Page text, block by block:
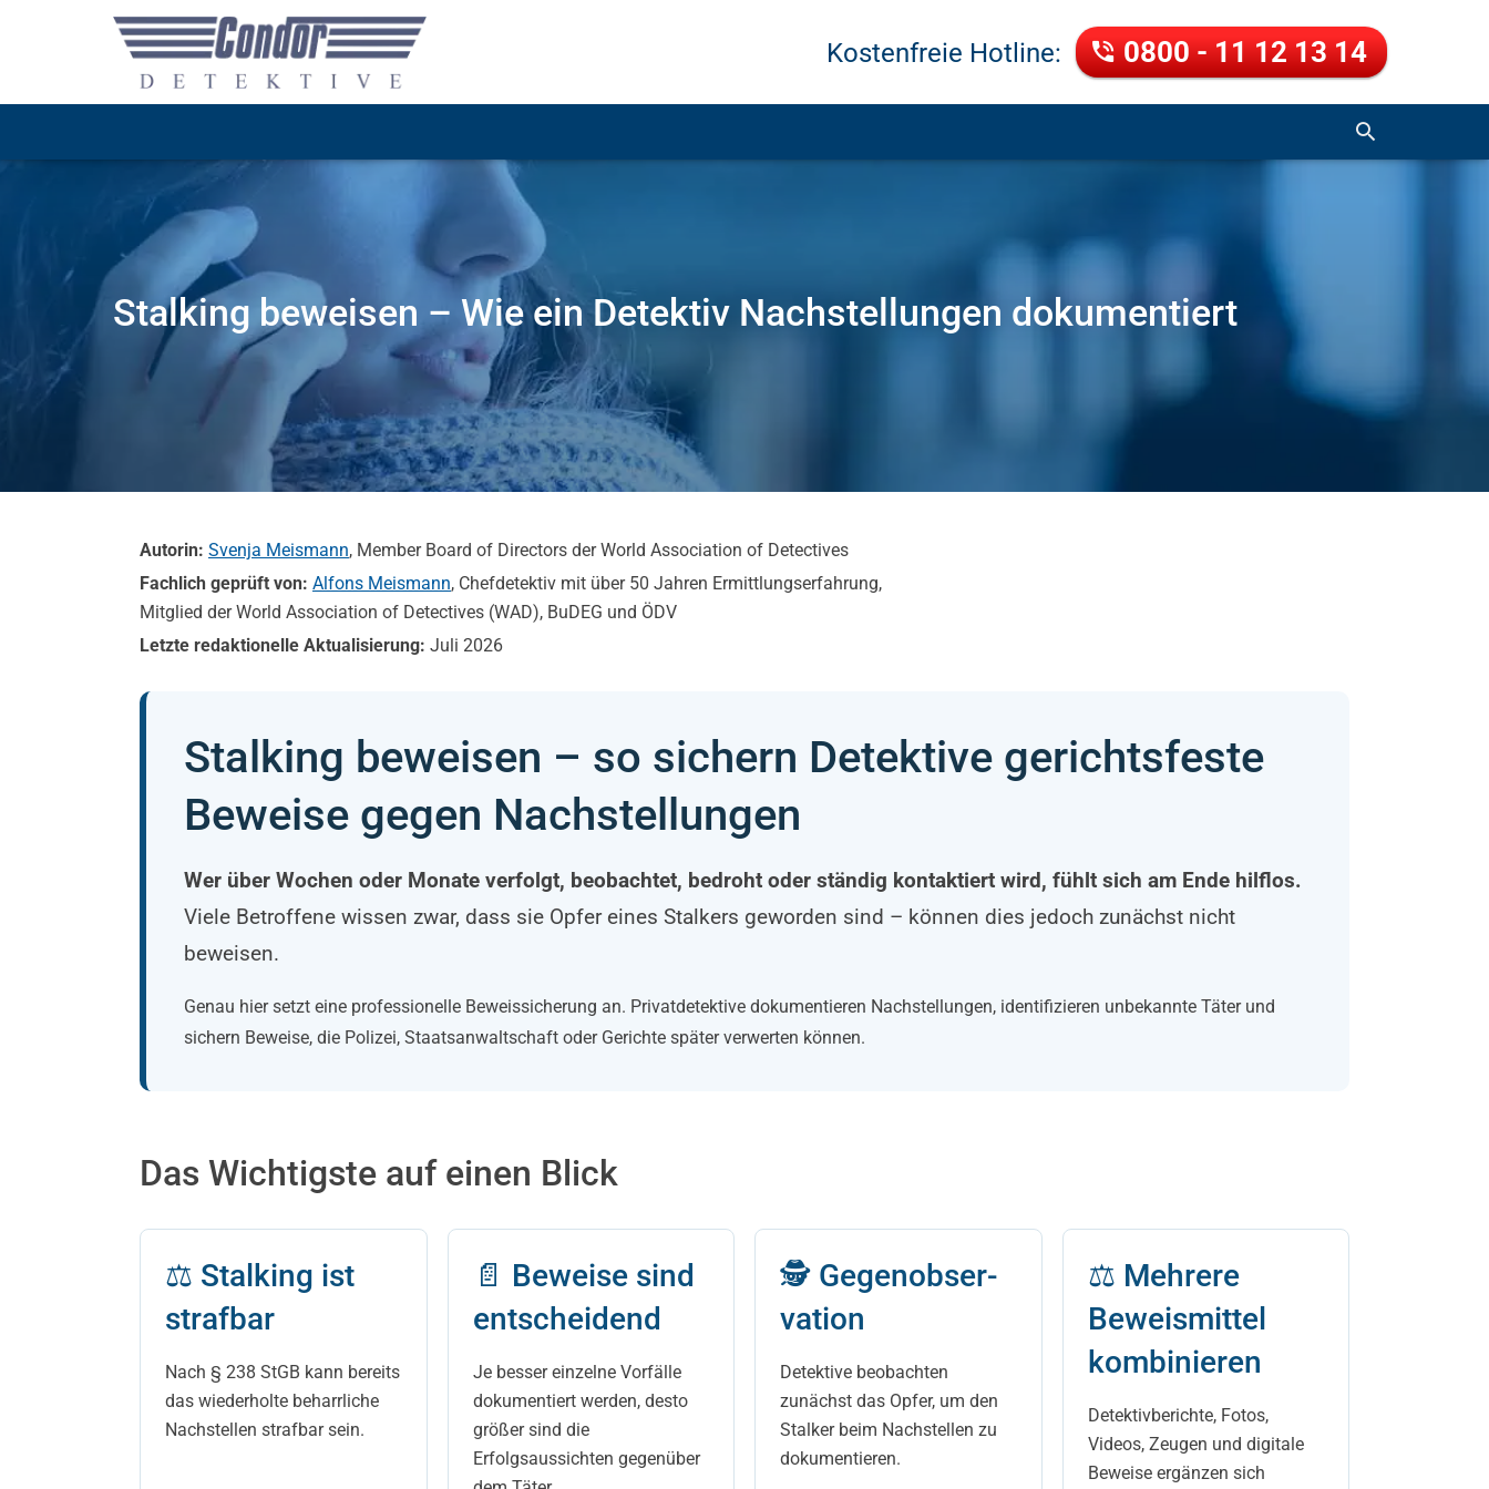
Kostenfreie Hotline: 0800 - 11 12 13 14
Stalking beweisen – Wie ein Detektiv Nachstellungen dokumentiert
Autorin: Svenja Meismann, Member Board of Directors der World Association of Detectives
Fachlich geprüft von: Alfons Meismann, Chefdetektiv mit über 50 Jahren Ermittlungserfahrung,
Mitglied der World Association of Detectives (WAD), BuDEG und ÖDV
Letzte redaktionelle Aktualisierung: Juli 2026
Stalking beweisen – so sichern Detektive gerichtsfeste
Beweise gegen Nachstellungen
Wer über Wochen oder Monate verfolgt, beobachtet, bedroht oder ständig kontaktiert wird, fühlt sich am Ende hilflos.
Viele Betroffene wissen zwar, dass sie Opfer eines Stalkers geworden sind – können dies jedoch zunächst nicht
beweisen.
Genau hier setzt eine professionelle Beweissicherung an. Privatdetektive dokumentieren Nachstellungen, identifizieren unbekannte Täter und
sichern Beweise, die Polizei, Staatsanwaltschaft oder Gerichte später verwerten können.
Das Wichtigste auf einen Blick
⚖ Stalking ist
strafbar
Nach § 238 StGB kann bereits
das wiederholte beharrliche
Nachstellen strafbar sein.
📄 Beweise sind
entscheidend
Je besser einzelne Vorfälle
dokumentiert werden, desto
größer sind die
Erfolgsaussichten gegenüber
🕵 Gegenobser­
vation
Detektive beobachten
zunächst das Opfer, um den
Stalker beim Nachstellen zu
dokumentieren.
⚖ Mehrere
Beweismittel
kombinieren
Detektivberichte, Fotos,
Videos, Zeugen und digitale
Beweise ergänzen sich